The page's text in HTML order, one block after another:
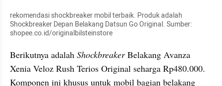
rekomendasi shockbreaker mobil terbaik. Produk adalah
Shockbreaker Depan Belakang Datsun Go Original. Sumber:
shopee.co.id/originalbilsteinstore
Berikutnya adalah Shockbreaker Belakang Avanza
Xenia Veloz Rush Terios Original seharga Rp480.000.
Komponen ini khusus untuk mobil bagian belakang